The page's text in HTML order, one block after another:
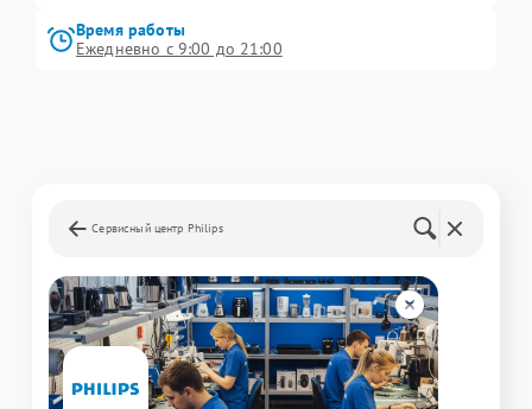
Время работы
Ежедневно с 9:00 до 21:00
Сервисный центр Philips